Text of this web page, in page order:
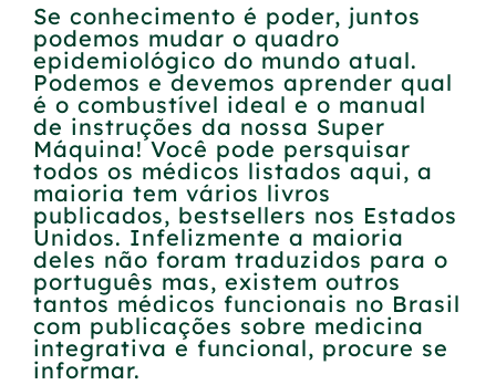
Se conhecimento é poder, juntos
podemos mudar o quadro
epidemiológico do mundo atual.
Podemos e devemos aprender qual
é o combustível ideal e o manual
de instruções da nossa Super
Máquina! Você pode persquisar
todos os médicos listados aqui, a
maioria tem vários livros
publicados, bestsellers nos Estados
Unidos. Infelizmente a maioria
deles não foram traduzidos para o
português mas, existem outros
tantos médicos funcionais no Brasil
com publicações sobre medicina
integrativa e funcional, procure se
informar.